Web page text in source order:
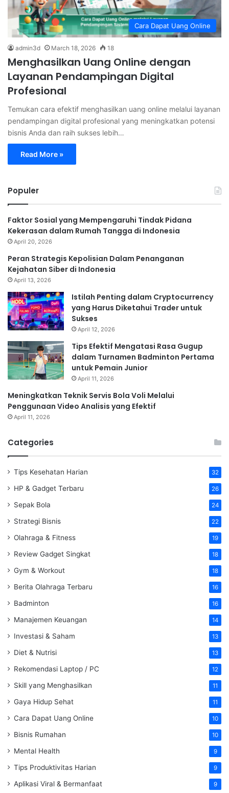
Cara Dapat Uang Online
admin3d March 18, 2026 18
Menghasilkan Uang Online dengan
Layanan Pendampingan Digital
Profesional
Temukan cara efektif menghasilkan uang online melalui layanan
pendampingan digital profesional yang meningkatkan potensi
bisnis Anda dan raih sukses lebih…
Read More »
Populer
Faktor Sosial yang Mempengaruhi Tindak Pidana
Kekerasan dalam Rumah Tangga di Indonesia
April 20, 2026
Peran Strategis Kepolisian Dalam Penanganan
Kejahatan Siber di Indonesia
April 13, 2026
Istilah Penting dalam Cryptocurrency
yang Harus Diketahui Trader untuk
Sukses
April 12, 2026
Tips Efektif Mengatasi Rasa Gugup
dalam Turnamen Badminton Pertama
untuk Pemain Junior
April 11, 2026
Meningkatkan Teknik Servis Bola Voli Melalui
Penggunaan Video Analisis yang Efektif
April 11, 2026
Categories
Tips Kesehatan Harian 32
HP & Gadget Terbaru 26
Sepak Bola 24
Strategi Bisnis 22
Olahraga & Fitness 19
Review Gadget Singkat 18
Gym & Workout 18
Berita Olahraga Terbaru 16
Badminton 16
Manajemen Keuangan 14
Investasi & Saham 13
Diet & Nutrisi 13
Rekomendasi Laptop / PC 12
Skill yang Menghasilkan 11
Gaya Hidup Sehat 11
Cara Dapat Uang Online 10
Bisnis Rumahan 10
Mental Health 9
Tips Produktivitas Harian 9
Aplikasi Viral & Bermanfaat 9